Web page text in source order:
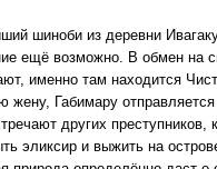
шиноби из деревни
ещё возможно. В обмен на
именно там находится
Габимару
других преступников,
эликсир и выжить на